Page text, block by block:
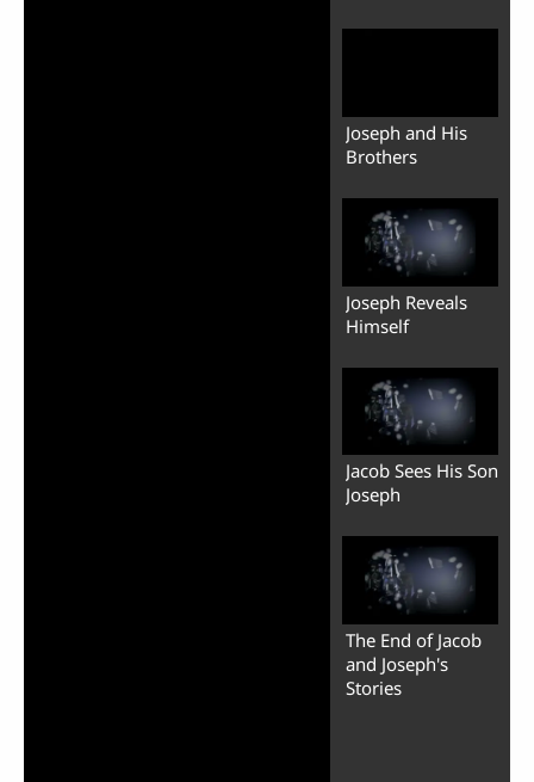
Joseph and His
Brothers
Joseph Reveals
Himself
Jacob Sees His Son
Joseph
The End of Jacob
and Joseph's
Stories